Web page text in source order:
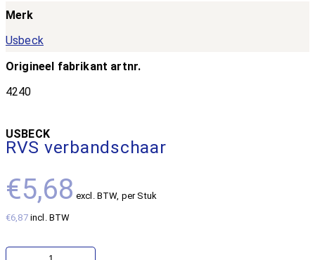
Merk
Usbeck
Origineel fabrikant artnr.
4240
USBECK
RVS verbandschaar
€5,68 excl. BTW, per Stuk
€6,87incl. BTW